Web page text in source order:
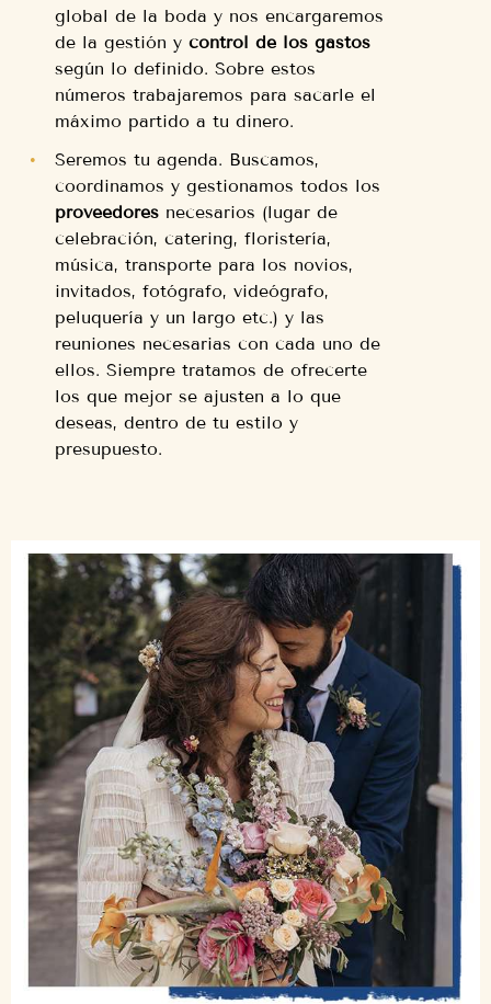
global de la boda y nos encargaremos
de la gestión y control de los gastos
según lo definido. Sobre estos
números trabajaremos para sacarle el
máximo partido a tu dinero.
Seremos tu agenda. Buscamos,
coordinamos y gestionamos todos los
proveedores necesarios (lugar de
celebración, catering, floristería,
música, transporte para los novios,
invitados, fotógrafo, videógrafo,
peluquería y un largo etc.) y las
reuniones necesarias con cada uno de
ellos. Siempre tratamos de ofrecerte
los que mejor se ajusten a lo que
deseas, dentro de tu estilo y
presupuesto.